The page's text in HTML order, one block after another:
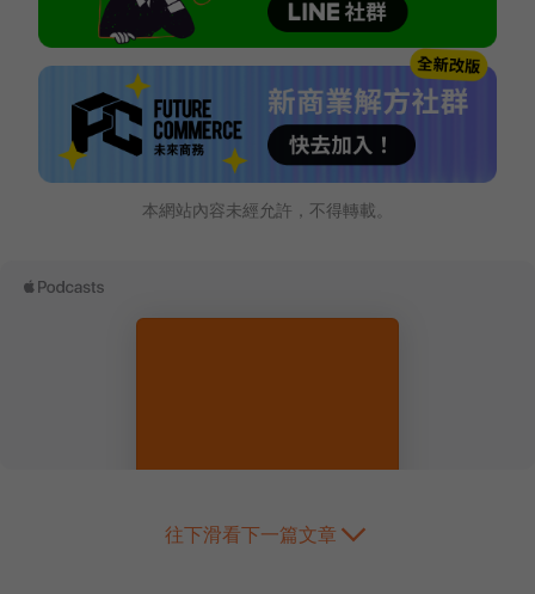
本網站內容未經允許，不得轉載。
往下滑看下一篇文章